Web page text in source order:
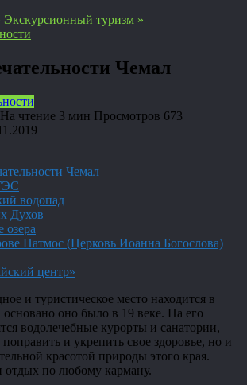
Экскурсионный туризм »
Чемал
На чтение 3 мин Просмотров 673
Чемал
водопад
Духов
озера
Патмос (Церковь Иоанна Богослова)
центр»
и туристическое место находится в
оно было в 19 веке. На его
водолечебные курорты и санатории,
и укрепить свое здоровье, но и
красотой природы этого края.
отдых по любому карману.